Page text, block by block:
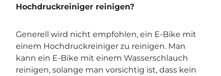
Hochdruckreiniger reinigen?
Generell wird nicht empfohlen, ein E-Bike mit
einem Hochdruckreiniger zu reinigen. Man
kann ein E-Bike mit einem Wasserschlauch
reinigen, solange man vorsichtig ist, dass kein